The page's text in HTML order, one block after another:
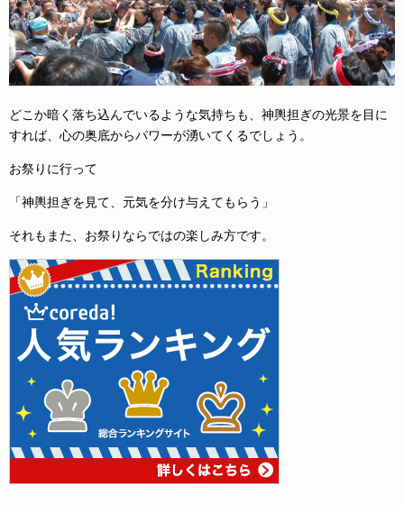
どこか暗く落ち込んでいるような気持ちも、神輿担ぎの光景を目に
すれば、心の奥底からパワーが湧いてくるでしょう。
お祭りに行って
「神輿担ぎを見て、元気を分け与えてもらう」
それもまた、お祭りならではの楽しみ方です。